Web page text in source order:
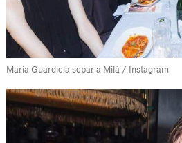
Maria Guardiola sopar a Milà / Instagram